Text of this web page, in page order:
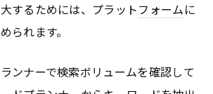
するためには、プラットフォームに
られます。
ンナーで検索ボリュームを確認して